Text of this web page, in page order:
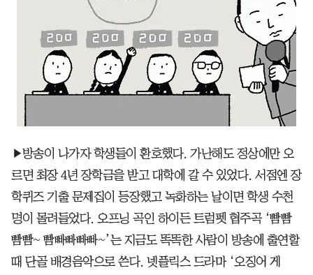
▶방송이 나가자 학생들이 환호했다. 가난해도 정상에만 오
르면 최장 4년 장학금을 받고 대학에 갈 수 있었다. 서점엔 장
학퀴즈 기출 문제집이 등장했고 녹화하는 날이면 학생 수천
명이 몰려들었다. 오프닝 곡인 하이든 트럼펫 협주곡 ‘빰빰
빰빰~ 빰빠빠빠빠~’는 지금도 똑똑한 사람이 방송에 출연할
때 단골 배경음악으로 쓴다. 넷플릭스 드라마 ‘오징어 게